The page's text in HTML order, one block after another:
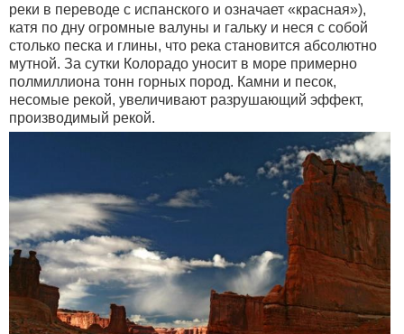
реки в переводе с испанского и означает «красная»),
катя по дну огромные валуны и гальку и неся с собой
столько песка и глины, что река становится абсолютно
мутной. За сутки Колорадо уносит в море примерно
полмиллиона тонн горных пород. Камни и песок,
несомые рекой, увеличивают разрушающий эффект,
производимый рекой.